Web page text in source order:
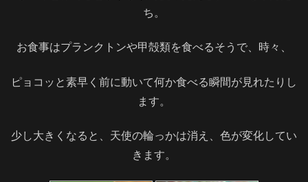
ち。
お食事はプランクトンや甲殻類を食べるそうで、時々、
ピョコッと素早く前に動いて何か食べる瞬間が見れたりし
ます。
少し大きくなると、天使の輪っかは消え、色が変化してい
きます。